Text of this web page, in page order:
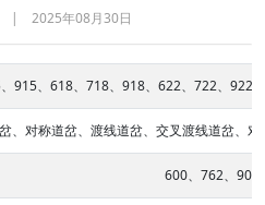
| 2025年08月30日
915、618、718、918、622、722、922
、对称道岔、渡线道岔、交叉渡线道岔、
600、762、900